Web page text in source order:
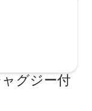
グジー付